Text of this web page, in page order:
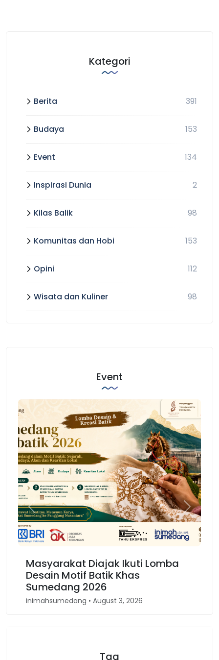
Kategori
Berita 391
Budaya 153
Event 134
Inspirasi Dunia 2
Kilas Balik 98
Komunitas dan Hobi 153
Opini 112
Wisata dan Kuliner 98
Event
Masyarakat Diajak Ikuti Lomba
Desain Motif Batik Khas
Sumedang 2026
inimahsumedang • August 3, 2026
Previous Next
Tag